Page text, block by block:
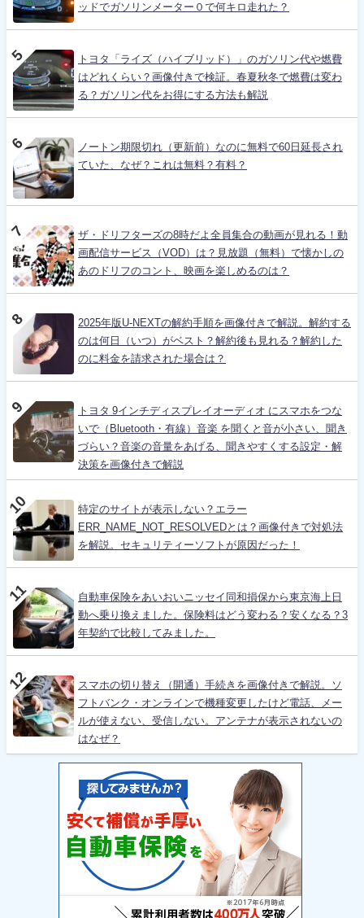
ッドでガソリンメーター０で何キロ走れた？
トヨタ「ライズ（ハイブリッド）」のガソリン代や燃費
はどれくらい？画像付きで検証。春夏秋冬で燃費は変わ
る？ガソリン代をお得にする方法も解説
ノートン期限切れ（更新前）なのに無料で60日延長され
ていた、なぜ？これは無料？有料？
ザ・ドリフターズの8時だよ全員集合の動画が見れる！動
画配信サービス（VOD）は？見放題（無料）で懐かしの
あのドリフのコント、映画を楽しめるのは？
2025年版U-NEXTの解約手順を画像付きで解説。解約する
のは何日（いつ）がベスト？解約後も見れる？解約した
のに料金を請求された場合は？
トヨタ 9インチディスプレイオーディオ にスマホをつな
いで（Bluetooth・有線）音楽 を聞くと音が小さい、聞き
づらい？音楽の音量をあげる、聞きやすくする設定・解
決策を画像付きで解説
特定のサイトが表示しない？エラー
ERR_NAME_NOT_RESOLVEDとは？画像付きで対処法
を解説。セキュリティーソフトが原因だった！
自動車保険をあいおいニッセイ同和損保から東京海上日
動へ乗り換えました。保険料はどう変わる？安くなる？3
年契約で比較してみました。
スマホの切り替え（開通）手続きを画像付きで解説。ソ
フトバンク・オンラインで機種変更したけど電話、メー
ルが使えない、受信しない。アンテナが表示されないの
はなぜ？